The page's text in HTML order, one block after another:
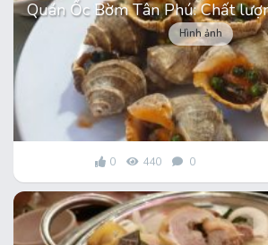
Quán Ốc Bờm Tân Phú: Chất
Hình ảnh
0 440 0